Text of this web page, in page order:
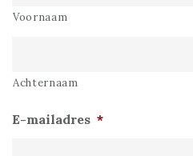
Voornaam
Achternaam
E-mailadres *